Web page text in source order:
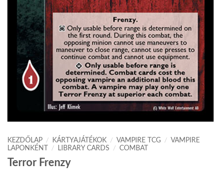
KEZDŐLAP / KÁRTYAJÁTÉKOK / VAMPIRE TCG /
VAMPIRE
LAPONKÉNT
/ LIBRARY CARDS / COMBAT
Terror Frenzy